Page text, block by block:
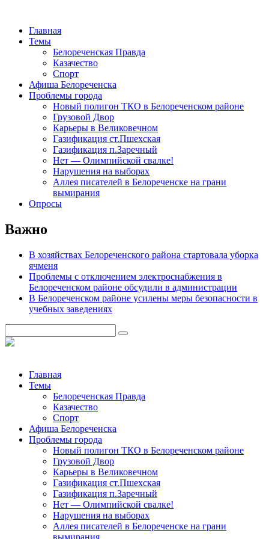
Главная
Темы
Белореченская Правда
Казачество
Спорт
Афиша Белореченска
Проблемы города
Новый полигон ТКО в Белореченском районе
Грузовой Двор
Карьеры в Великовечном
Газификация ст.Пшехская
Газификация п.Заречный
Нет — Олимпийской свалке!
Нарушения на выборах
Аллея писателей в Белореченске на грани
вымирания
Опросы
Важно
В хозяйствах Белореченского района стартовала уборка
ячменя
Проблемы с отключением электроснабжения в
Белореченском районе обсудили в администрации
В Белореченском районе усилены меры безопасности в
учебных заведениях
Главная
Темы
Белореченская Правда
Казачество
Спорт
Афиша Белореченска
Проблемы города
Новый полигон ТКО в Белореченском районе
Грузовой Двор
Карьеры в Великовечном
Газификация ст.Пшехская
Газификация п.Заречный
Нет — Олимпийской свалке!
Нарушения на выборах
Аллея писателей в Белореченске на грани
вымирания